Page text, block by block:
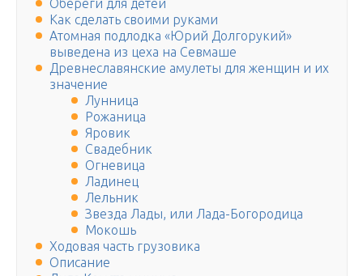
Обереги для детей
Как сделать своими руками
Атомная подлодка «Юрий Долгорукий»
выведена из цеха на Севмаше
Древнеславянские амулеты для женщин и их
значение
Лунница
Рожаница
Яровик
Свадебник
Огневица
Ладинец
Лельник
Звезда Лады, или Лада-Богородица
Мокошь
Ходовая часть грузовика
Описание